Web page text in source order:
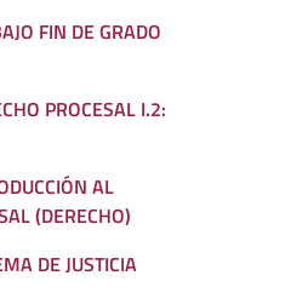
FIN DE GRADO
PROCESAL I.2:
AL
(DERECHO)
DE JUSTICIA